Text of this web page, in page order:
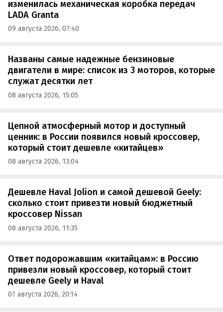
изменилась механическая коробка передач
LADA Granta
09 августа 2026, 07:40
Названы самые надежные бензиновые
двигатели в мире: список из 3 моторов, которые
служат десятки лет
08 августа 2026, 15:05
Цепной атмосферный мотор и доступный
ценник: в России появился новый кроссовер,
который стоит дешевле «китайцев»
08 августа 2026, 13:04
Дешевле Haval Jolion и самой дешевой Geely:
сколько стоит привезти новый бюджетный
кроссовер Nissan
08 августа 2026, 11:35
Ответ подорожавшим «китайцам»: в Россию
привезли новый кроссовер, который стоит
дешевле Geely и Haval
07 августа 2026, 20:14